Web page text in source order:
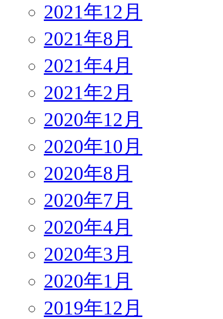
2021年12月
2021年8月
2021年4月
2021年2月
2020年12月
2020年10月
2020年8月
2020年7月
2020年4月
2020年3月
2020年1月
2019年12月